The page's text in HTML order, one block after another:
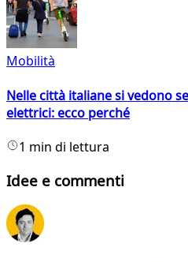
Mobilità
Nelle città italiane si vedono
elettrici: ecco perché
1 min di lettura
Idee e commenti